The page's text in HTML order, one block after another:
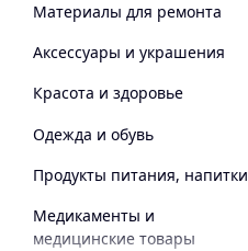
Материалы для ремонта
Аксессуары и украшения
Красота и здоровье
Одежда и обувь
Продукты питания, напитки
Медикаменты и
медицинские товары